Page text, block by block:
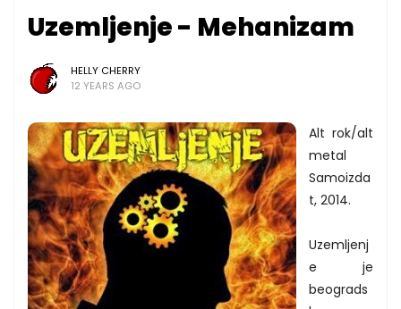
Uzemljenje - Mehanizam
HELLY CHERRY
12 YEARS AGO
Alt rok/alt
metal
Samoizda
t, 2014.
Uzemljenj
e je
beograds